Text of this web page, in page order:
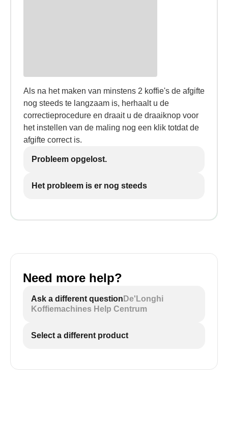
Als na het maken van minstens 2 koffie's de afgifte
nog steeds te langzaam is, herhaalt u de
correctieprocedure en draait u de draaiknop voor
het instellen van de maling nog een klik totdat de
afgifte correct is.
Probleem opgelost.
Het probleem is er nog steeds
Need more help?
Ask a different question De'Longhi
Koffiemachines Help Centrum
Select a different product